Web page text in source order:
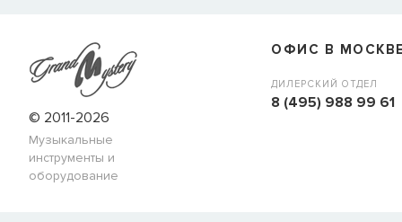
© 2011-2026
Музыкальные
инструменты и
оборудование
ОФИС В
ДИЛЕРСКИЙ ОТДЕЛ
8 (495) 988 99 61